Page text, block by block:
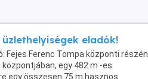
eladók!
Fejes Ferenc Tompa központi részén
egy 482 m -es
egy összesen 75 m hasznos